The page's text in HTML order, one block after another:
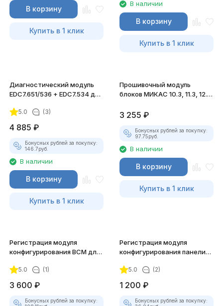
В корзину
Купить в 1 клик
В наличии
В корзину
Купить в 1 клик
Диагностический модуль
EDC7.651/536 + EDC7.534 для
5.0 (3)
4 885 ₽
Бонусных рублей за покупку:
146.7руб.
В наличии
В корзину
Купить в 1 клик
Прошивочный модуль
блоков МИКАС 10.3, 11.3, 12.3
3 255 ₽
Бонусных рублей за покупку:
97.75руб.
В наличии
В корзину
Купить в 1 клик
Регистрация модуля
конфигурирования BCM для
5.0 (1)
3 600 ₽
Бонусных рублей за покупку:
Регистрация модуля
конфигурирования панели
5.0 (2)
1 200 ₽
Бонусных рублей за покупку: